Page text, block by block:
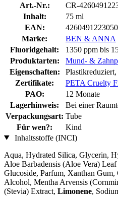
Art.-Nr.:
CR-
Inhalt:
75 ml
EAN:
4260491223050
Marke:
BEN & ANNA
Fluoridgehalt:
1350 ppm bis
Produktarten:
Mund- &
Eigenschaften:
Zertifikate:
PETA Cruelty
PAO:
12 Monate
Lagerhinweis:
Bei einer
Verpackungsart: Tube
Für wen?:
Kind
Inhaltsstoffe (INCI)
Aqua, Hydrated Silica, Glycerin,
Aloe Barbadensis (Aloe Vera)
Glucoside, Parfum, Xanthan
Alcohol, Mentha Arvensis
(Stevia) Extract, Limonene,